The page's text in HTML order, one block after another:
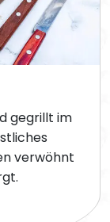
gegrillt im
verwöhnt